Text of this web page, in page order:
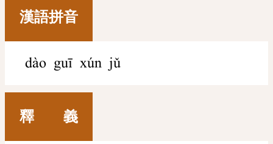
漢語拼音
dào guī xún jǔ
釋 義